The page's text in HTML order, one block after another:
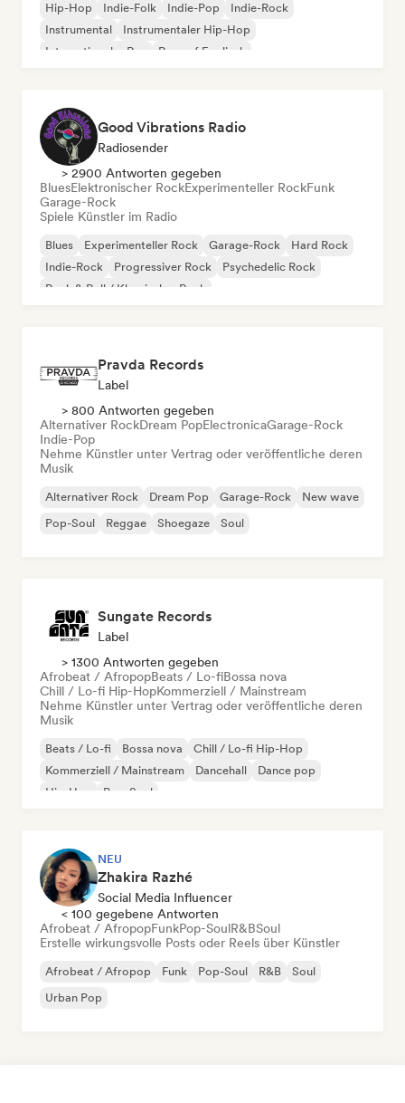
Hip-Hop Indie-Folk Indie-Pop
Indie-Rock
Instrumental
Instrumentaler Hip-Hop
Internationaler Rap
Rap auf Englisch
Good Vibrations Radio
Radiosender
> 2900 Antworten gegeben
BluesElektronischer RockExperimenteller RockFunk
Garage-Rock
Spiele Künstler im Radio
Blues Experimenteller Rock Garage-Rock
Hard Rock
Indie-Rock
Progressiver Rock
Psychedelic Rock
Rock & Roll / Klassischer Rock
Pravda Records
Label
> 800 Antworten gegeben
Alternativer RockDream PopElectronicaGarage-Rock
Indie-Pop
Nehme Künstler unter Vertrag oder veröffentliche deren
Musik
Alternativer Rock Dream Pop Garage-Rock
New wave
Pop-Soul
Reggae Shoegaze Soul
Sungate Records
Label
> 1300 Antworten gegeben
Afrobeat / AfropopBeats / Lo-fiBossa nova
Chill / Lo-fi Hip-HopKommerziell / Mainstream
Nehme Künstler unter Vertrag oder veröffentliche deren
Musik
Beats / Lo-fi Bossa nova
Chill / Lo-fi Hip-Hop
Kommerziell / Mainstream
Dancehall
Dance pop
Hip-Hop
Pop-Soul
NEU
Zhakira Razhé
Social Media Influencer
< 100 gegebene Antworten
Afrobeat / AfropopFunkPop-SoulR&BSoul
Erstelle wirkungsvolle Posts oder Reels über Künstler
Afrobeat / Afropop Funk Pop-Soul R&B
Soul
Urban Pop